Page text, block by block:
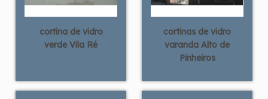
cortina de vidro
verde Vila Ré
cortinas de vidro
varanda Alto de
Pinheiros